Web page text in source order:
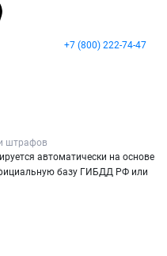
+7 (800) 222-74-47
штрафов
автоматически на основе
базу ГИБДД РФ или